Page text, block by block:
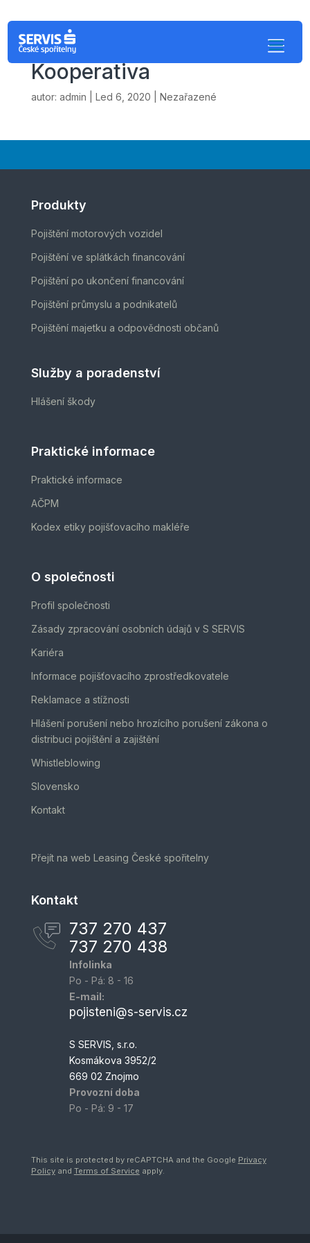
Pojistné podmínky
Kooperativa
autor: admin Led 6, 2020 | Nezařazené
Produkty
Pojištění motorových vozidel
Pojištění ve splátkách financování
Pojištění po ukončení financování
Pojištění průmyslu a podnikatelů
Pojištění majetku a odpovědnosti občanů
Služby a poradenství
Hlášení škody
Praktické informace
Praktické informace
AČPM
Kodex etiky pojišťovacího makléře
O společnosti
Profil společnosti
Zásady zpracování osobních údajů v S SERVIS
Kariéra
Informace pojišťovacího zprostředkovatele
Reklamace a stížnosti
Hlášení porušení nebo hrozícího porušení zákona o
distribuci pojištění a zajištění
Whistleblowing
Slovensko
Kontakt
Přejít na web Leasing České spořitelny
Kontakt
737 270 437
737 270 438
Infolinka
Po - Pá: 8 - 16
E-mail:
pojisteni@s-servis.cz
S SERVIS, s.r.o.
Kosmákova 3952/2
669 02 Znojmo
Provozní doba
Po - Pá: 9 - 17
This site is protected by reCAPTCHA and the Google Privacy
Policyand Terms of Service apply.